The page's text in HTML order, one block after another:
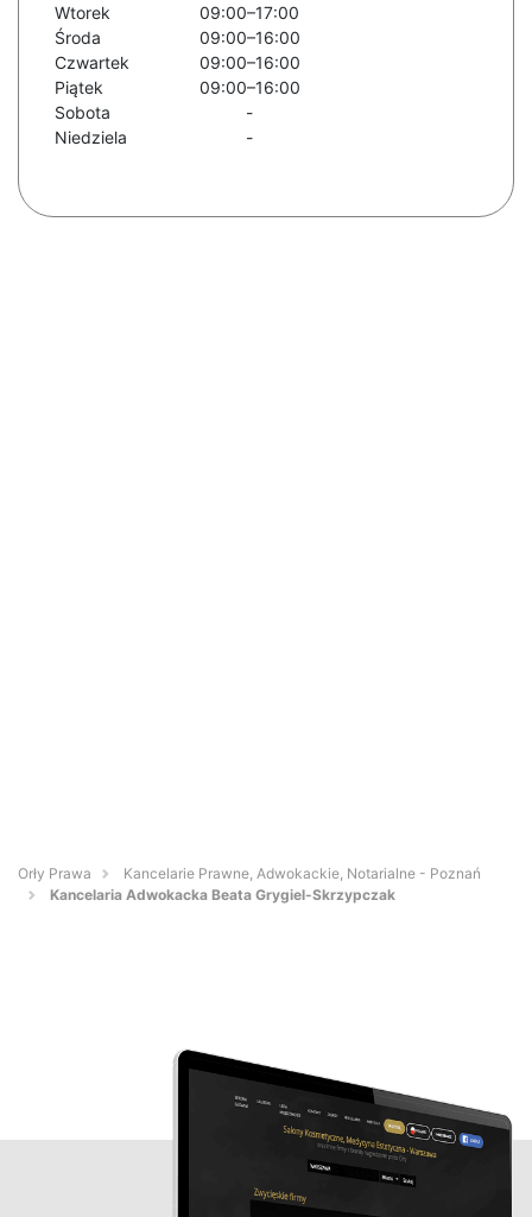
Wtorek
09:00–17:00
Środa
09:00–16:00
Czwartek
09:00–16:00
Piątek
09:00–16:00
Sobota
-
Niedziela
-
Orły Prawa
Kancelarie Prawne, Adwokackie, Notarialne - Poznań
Kancelaria Adwokacka Beata Grygiel-Skrzypczak